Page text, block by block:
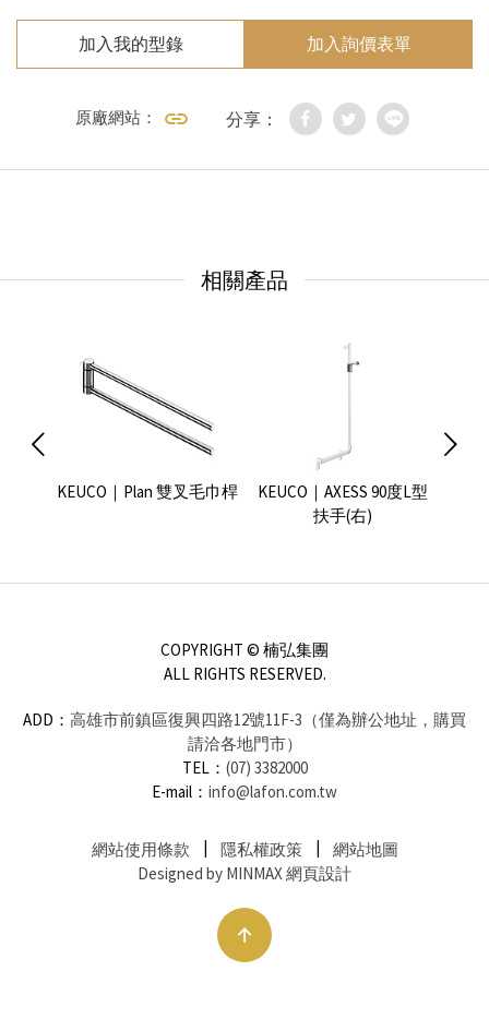
加入我的型錄 加入詢價表單
原廠網站： 分享：
相關產品
KEUCO｜Plan 雙叉毛巾桿
KEUCO｜AXESS 90度L型
扶手(右)
COPYRIGHT © 楠弘集團
ALL RIGHTS RESERVED.
ADD： 高雄市前鎮區復興四路12號11F-3（僅為辦公地址，購買
請洽各地門市）
TEL： (07) 3382000
E-mail： info@lafon.com.tw
網站使用條款 隱私權政策
網站地圖
Designed by MINMAX 網頁設計